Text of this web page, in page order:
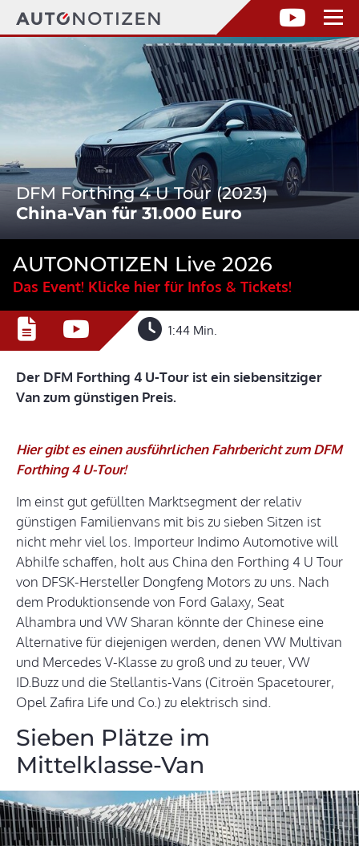
DFM Forthing 4 U Tour (2023)
China-Van für 31.000 Euro
AUTONOTIZEN Live 2026
Das Event! Klicke hier für Infos & Tickets!
1:44 Min.
Der DFM Forthing 4 U-Tour ist ein siebensitziger
Van zum günstigen Preis.
Hier gibt es einen ausführlichen Fahrbericht zum DFM
Forthing 4 U-Tour!
Im einst gut gefüllten Marktsegment der relativ
günstigen Familienvans mit bis zu sieben Sitzen ist
nicht mehr viel los. Importeur Indimo Automotive will
Abhilfe schaffen, holt aus China den Forthing 4 U Tour
von DFSK-Hersteller Dongfeng Motors zu uns. Nach
dem Produktionsende von Ford Galaxy, Seat
Alhambra und VW Sharan könnte der Chinese eine
Alternative für diejenigen werden, denen VW Multivan
und Mercedes V-Klasse zu groß und zu teuer, VW
ID.Buzz und die Stellantis-Vans (Citroën Spacetourer,
Opel Zafira Life und Co.) zu elektrisch sind.
Sieben Plätze im
Mittelklasse-Van